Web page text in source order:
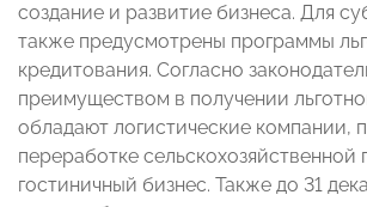
создание и развитие бизнеса. Для
также предусмотрены программы
кредитования. Согласно
преимуществом в получении
обладают логистические компании,
переработке сельскохозяйственной
гостиничный бизнес. Также до 31